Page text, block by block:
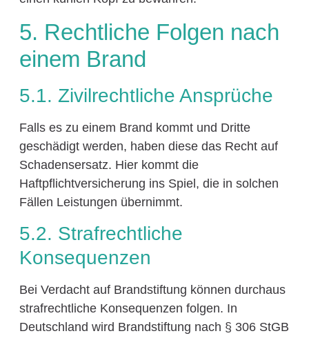
5. Rechtliche Folgen nach
einem Brand
5.1. Zivilrechtliche Ansprüche
Falls es zu einem Brand kommt und Dritte
geschädigt werden, haben diese das Recht auf
Schadensersatz. Hier kommt die
Haftpflichtversicherung ins Spiel, die in solchen
Fällen Leistungen übernimmt.
5.2. Strafrechtliche
Konsequenzen
Bei Verdacht auf Brandstiftung können durchaus
strafrechtliche Konsequenzen folgen. In
Deutschland wird Brandstiftung nach § 306 StGB